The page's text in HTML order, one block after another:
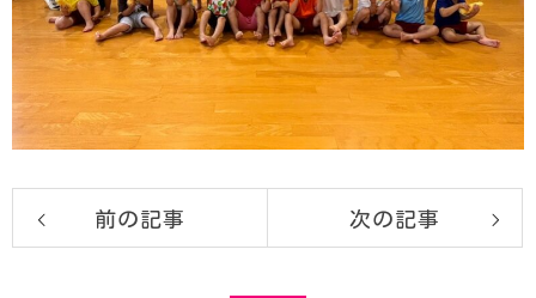
前の記事 次の記事